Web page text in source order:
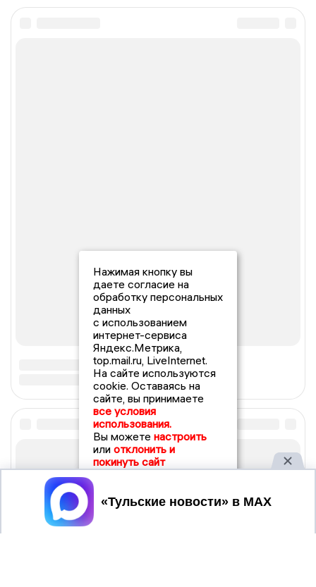
Нажимая кнопку вы
даете согласие на
обработку персональных
данных
с использованием
интернет-сервиса
Яндекс.Метрика,
top.mail.ru, LiveInternet.
На сайте используются
cookie. Оставаясь на
сайте, вы принимаете
все условия
использования.
Вы можете настроить
или отклонить и
покинуть сайт
Принять